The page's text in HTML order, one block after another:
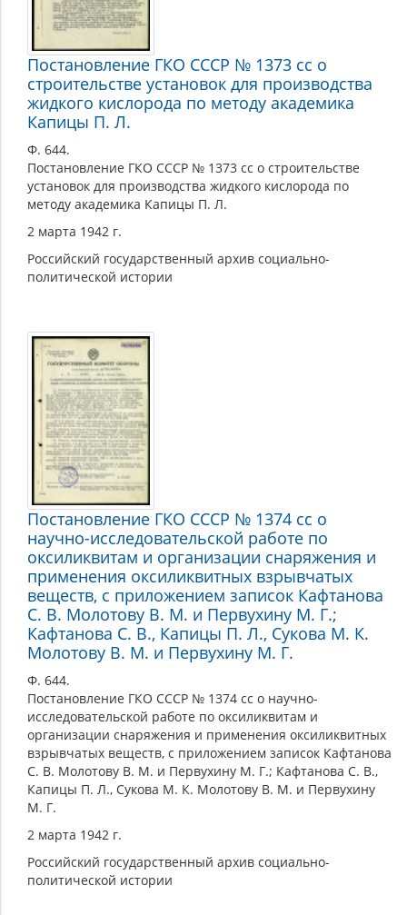
Постановление ГКО СССР № 1373 сс о
строительстве установок для производства
жидкого кислорода по методу академика
Капицы П. Л.
Ф. 644.
Постановление ГКО СССР № 1373 сс о строительстве
установок для производства жидкого кислорода по
методу академика Капицы П. Л.
2 марта 1942 г.
Российский государственный архив социально-
политической истории
Постановление ГКО СССР № 1374 сс о
научно-исследовательской работе по
оксиликвитам и организации снаряжения и
применения оксиликвитных взрывчатых
веществ, с приложением записок Кафтанова
С. В. Молотову В. М. и Первухину М. Г.;
Кафтанова С. В., Капицы П. Л., Сукова М. К.
Молотову В. М. и Первухину М. Г.
Ф. 644.
Постановление ГКО СССР № 1374 сс о научно-
исследовательской работе по оксиликвитам и
организации снаряжения и применения оксиликвитных
взрывчатых веществ, с приложением записок Кафтанова
С. В. Молотову В. М. и Первухину М. Г.; Кафтанова С. В.,
Капицы П. Л., Сукова М. К. Молотову В. М. и Первухину
М. Г.
2 марта 1942 г.
Российский государственный архив социально-
политической истории